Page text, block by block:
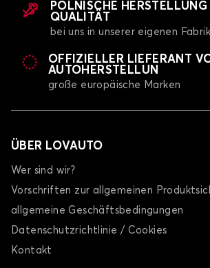
POLNISCHE HERSTELLUNG
QUALITÄT
bei uns in unserer eigenen Fabrik
OFFIZIELLER LIEFERANT
AUTOHERSTELLUN
große europäische Marken
ÜBER LOVAUTO
Wer sind wir?
Vorschriften zur allgemeinen
allgemeine Geschäftsbedingungen
Datenschutzrichtlinie / Cookies
Kontakt